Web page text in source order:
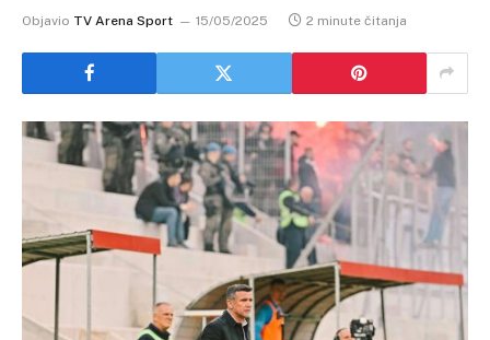
Objavio TV Arena Sport 15/05/2025 2 minute čitanja